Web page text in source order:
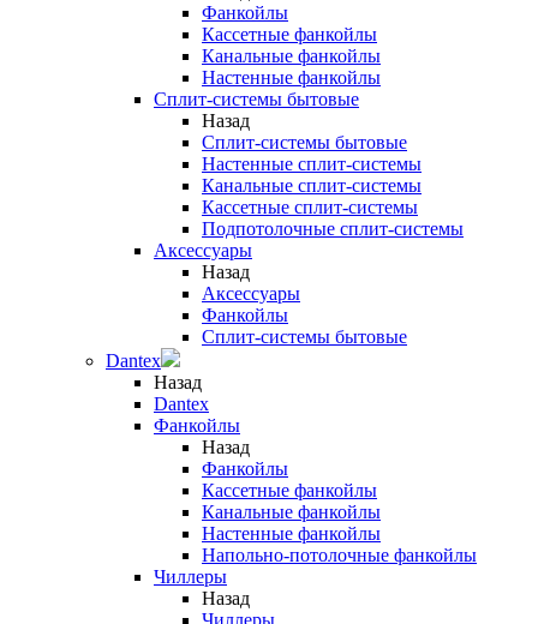
Фанкойлы
Кассетные фанкойлы
Канальные фанкойлы
Настенные фанкойлы
Сплит-системы бытовые
Назад
Сплит-системы бытовые
Настенные сплит-системы
Канальные сплит-системы
Кассетные сплит-системы
Подпотолочные сплит-системы
Аксессуары
Назад
Аксессуары
Фанкойлы
Сплит-системы бытовые
Dantex
Назад
Dantex
Фанкойлы
Назад
Фанкойлы
Кассетные фанкойлы
Канальные фанкойлы
Настенные фанкойлы
Напольно-потолочные фанкойлы
Чиллеры
Назад
Чиллеры